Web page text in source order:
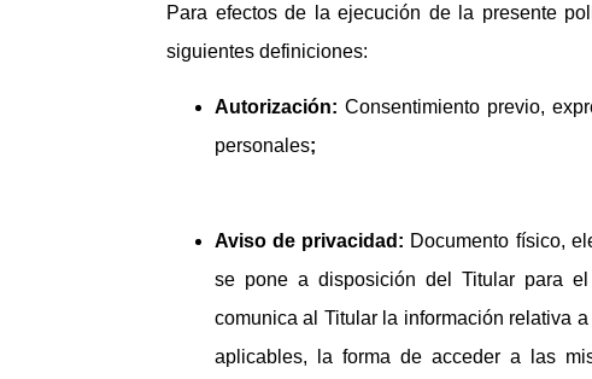
Para efectos de la ejecución de la presente
siguientes definiciones:
Autorización: Consentimiento previo,
personales;
Aviso de privacidad: Documento físico,
se pone a disposición del Titular para
comunica al Titular la información relativa
aplicables, la forma de acceder a las